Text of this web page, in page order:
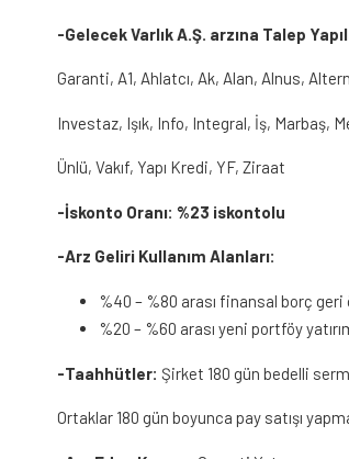
-Gelecek Varlık A.Ş. arzına Talep
Garanti, A1, Ahlatcı, Ak, Alan, Alnus,
Investaz, Işık, Info, Integral, İş, Marbaş,
Ünlü, Vakıf, Yapı Kredi, YF, Ziraat
-İskonto Oranı: %23 iskontolu
-Arz Geliri Kullanım Alanları:
%40 – %80 arası finansal borç
%20 – %60 arası yeni portföy
-Taahhütler: Şirket 180 gün bedelli
Ortaklar 180 gün boyunca pay satışı